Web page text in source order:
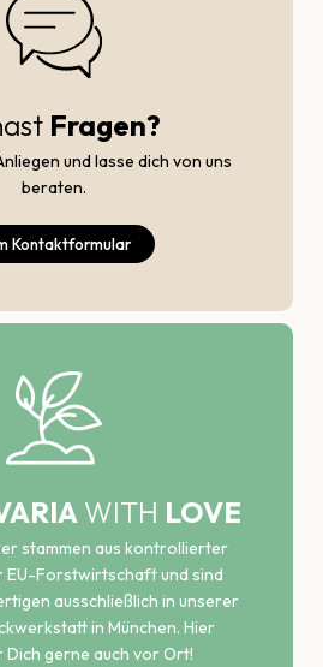
Fragen?
und lasse dich von uns
beraten.
Kontaktformular
WITH LOVE
stammen aus kontrollierter
EU-Forstwirtschaft und sind
ausschließlich in unserer
in München. Hier
gerne auch vor Ort!